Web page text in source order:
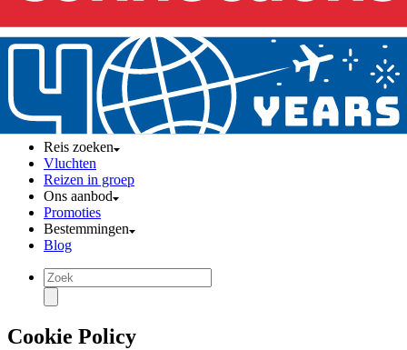
Reis zoeken
Vluchten
Reizen in groep
Ons aanbod
Promoties
Bestemmingen
Blog
Cookie Policy